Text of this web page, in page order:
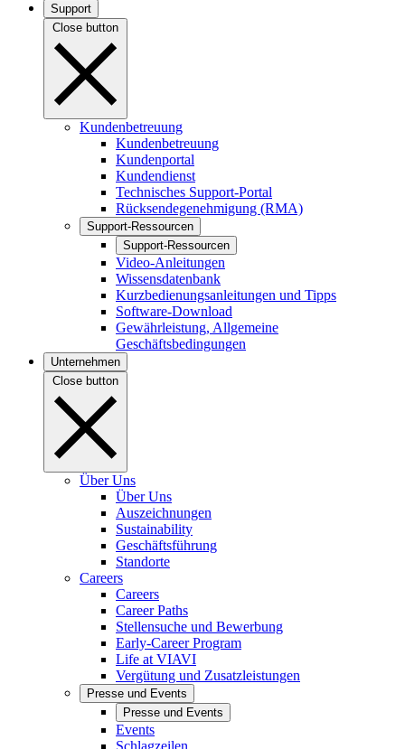
Support
Close button
Kundenbetreuung
Kundenbetreuung
Kundenportal
Kundendienst
Technisches Support-Portal
Rücksendegenehmigung (RMA)
Support-Ressourcen
Support-Ressourcen
Video-Anleitungen
Wissensdatenbank
Kurzbedienungsanleitungen und Tipps
Software-Download
Gewährleistung, Allgemeine
Geschäftsbedingungen
Unternehmen
Close button
Über Uns
Über Uns
Auszeichnungen
Sustainability
Geschäftsführung
Standorte
Careers
Careers
Career Paths
Stellensuche und Bewerbung
Early-Career Program
Life at VIAVI
Vergütung und Zusatzleistungen
Presse und Events
Presse und Events
Events